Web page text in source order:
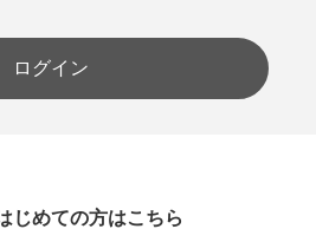
ログイン
じめての方はこちら